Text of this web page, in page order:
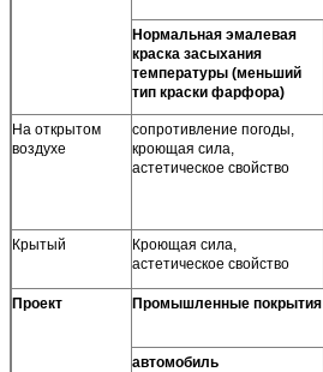
Нормальная эмалевая
краска засыхания
температуры (меньший
тип краски фарфора)
На открытом
воздухе
сопротивление погоды,
кроющая сила,
астетическое свойство
Крытый
Кроющая сила,
астетическое свойство
Проект Промышленные покрытия
автомобиль